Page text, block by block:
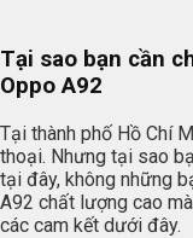
Tại sao bạn cần
Oppo A92
Tại thành phố Hồ Chí
thoại. Nhưng tại sao
tại đây, không những
A92 chất lượng cao
các cam kết dưới đây.